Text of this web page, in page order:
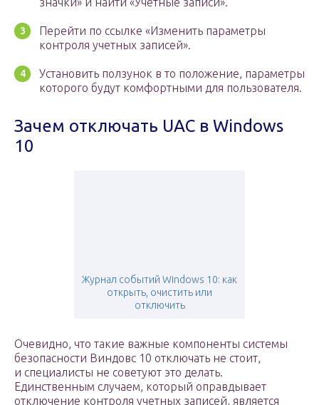
Перейти по ссылке «Изменить параметры
контроля учетных записей».
Установить ползунок в то положение, параметры
которого будут комфортными для пользователя.
Зачем отключать UAC в Windows
10
Журнал событий Windows 10: как
открыть, очистить или
отключить
Очевидно, что такие важные компоненты системы
безопасности Виндовс 10 отключать не стоит,
и специалисты не советуют это делать.
Единственным случаем, который оправдывает
отключение контроля учетных записей, является